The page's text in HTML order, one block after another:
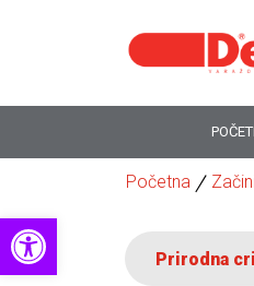
Open toolbar
Main
Prirodna
Početna /